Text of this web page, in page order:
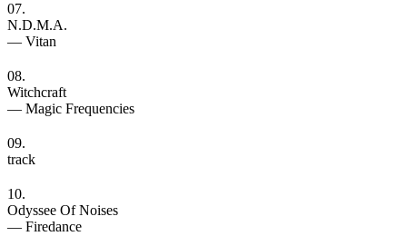
07.
N.D.M.A.
— Vitan
08.
Witchcraft
— Magic Frequencies
09.
track
10.
Odyssee Of Noises
— Firedance